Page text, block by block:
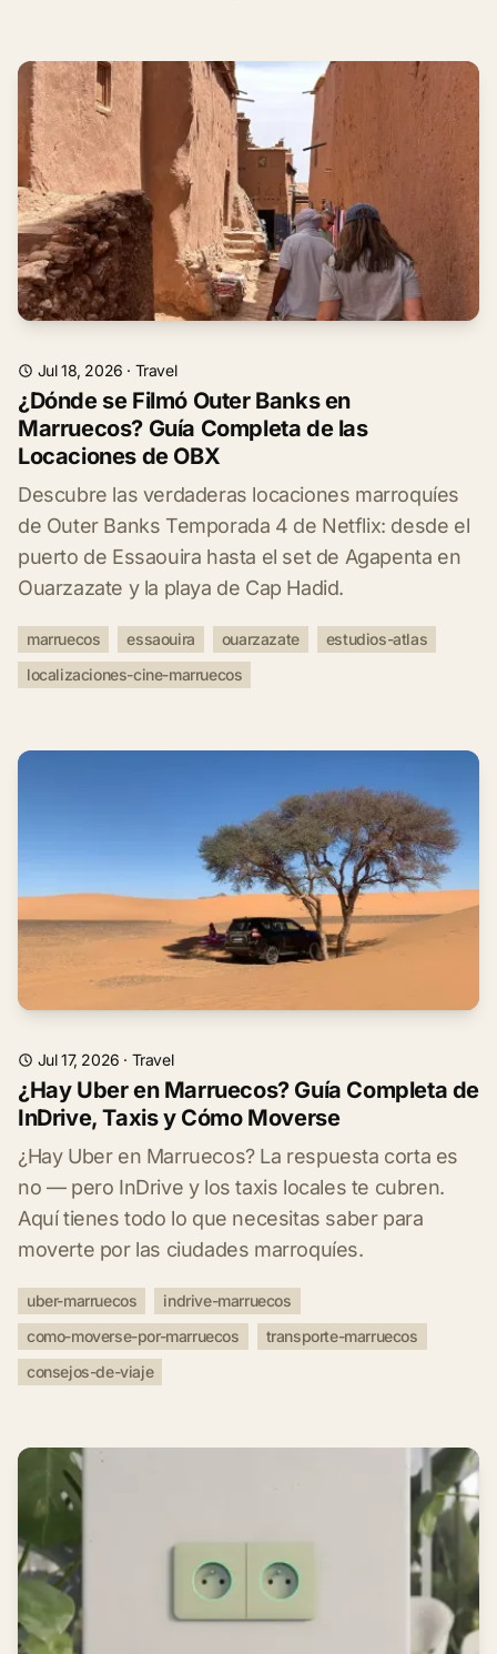
Jul 18, 2026 · Travel
¿Dónde se Filmó Outer Banks en
Marruecos? Guía Completa de las
Locaciones de OBX
Descubre las verdaderas locaciones marroquíes
de Outer Banks Temporada 4 de Netflix: desde el
puerto de Essaouira hasta el set de Agapenta en
Ouarzazate y la playa de Cap Hadid.
marruecos essaouira ouarzazate
estudios-atlas
localizaciones-cine-marruecos
Jul 17, 2026 · Travel
¿Hay Uber en Marruecos? Guía Completa de
InDrive, Taxis y Cómo Moverse
¿Hay Uber en Marruecos? La respuesta corta es
no — pero InDrive y los taxis locales te cubren.
Aquí tienes todo lo que necesitas saber para
moverte por las ciudades marroquíes.
uber-marruecos
indrive-marruecos
como-moverse-por-marruecos
transporte-marruecos
consejos-de-viaje